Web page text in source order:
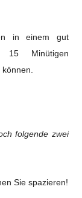
in einem gut
15 Minütigen
folgende zwei
Sie spazieren!